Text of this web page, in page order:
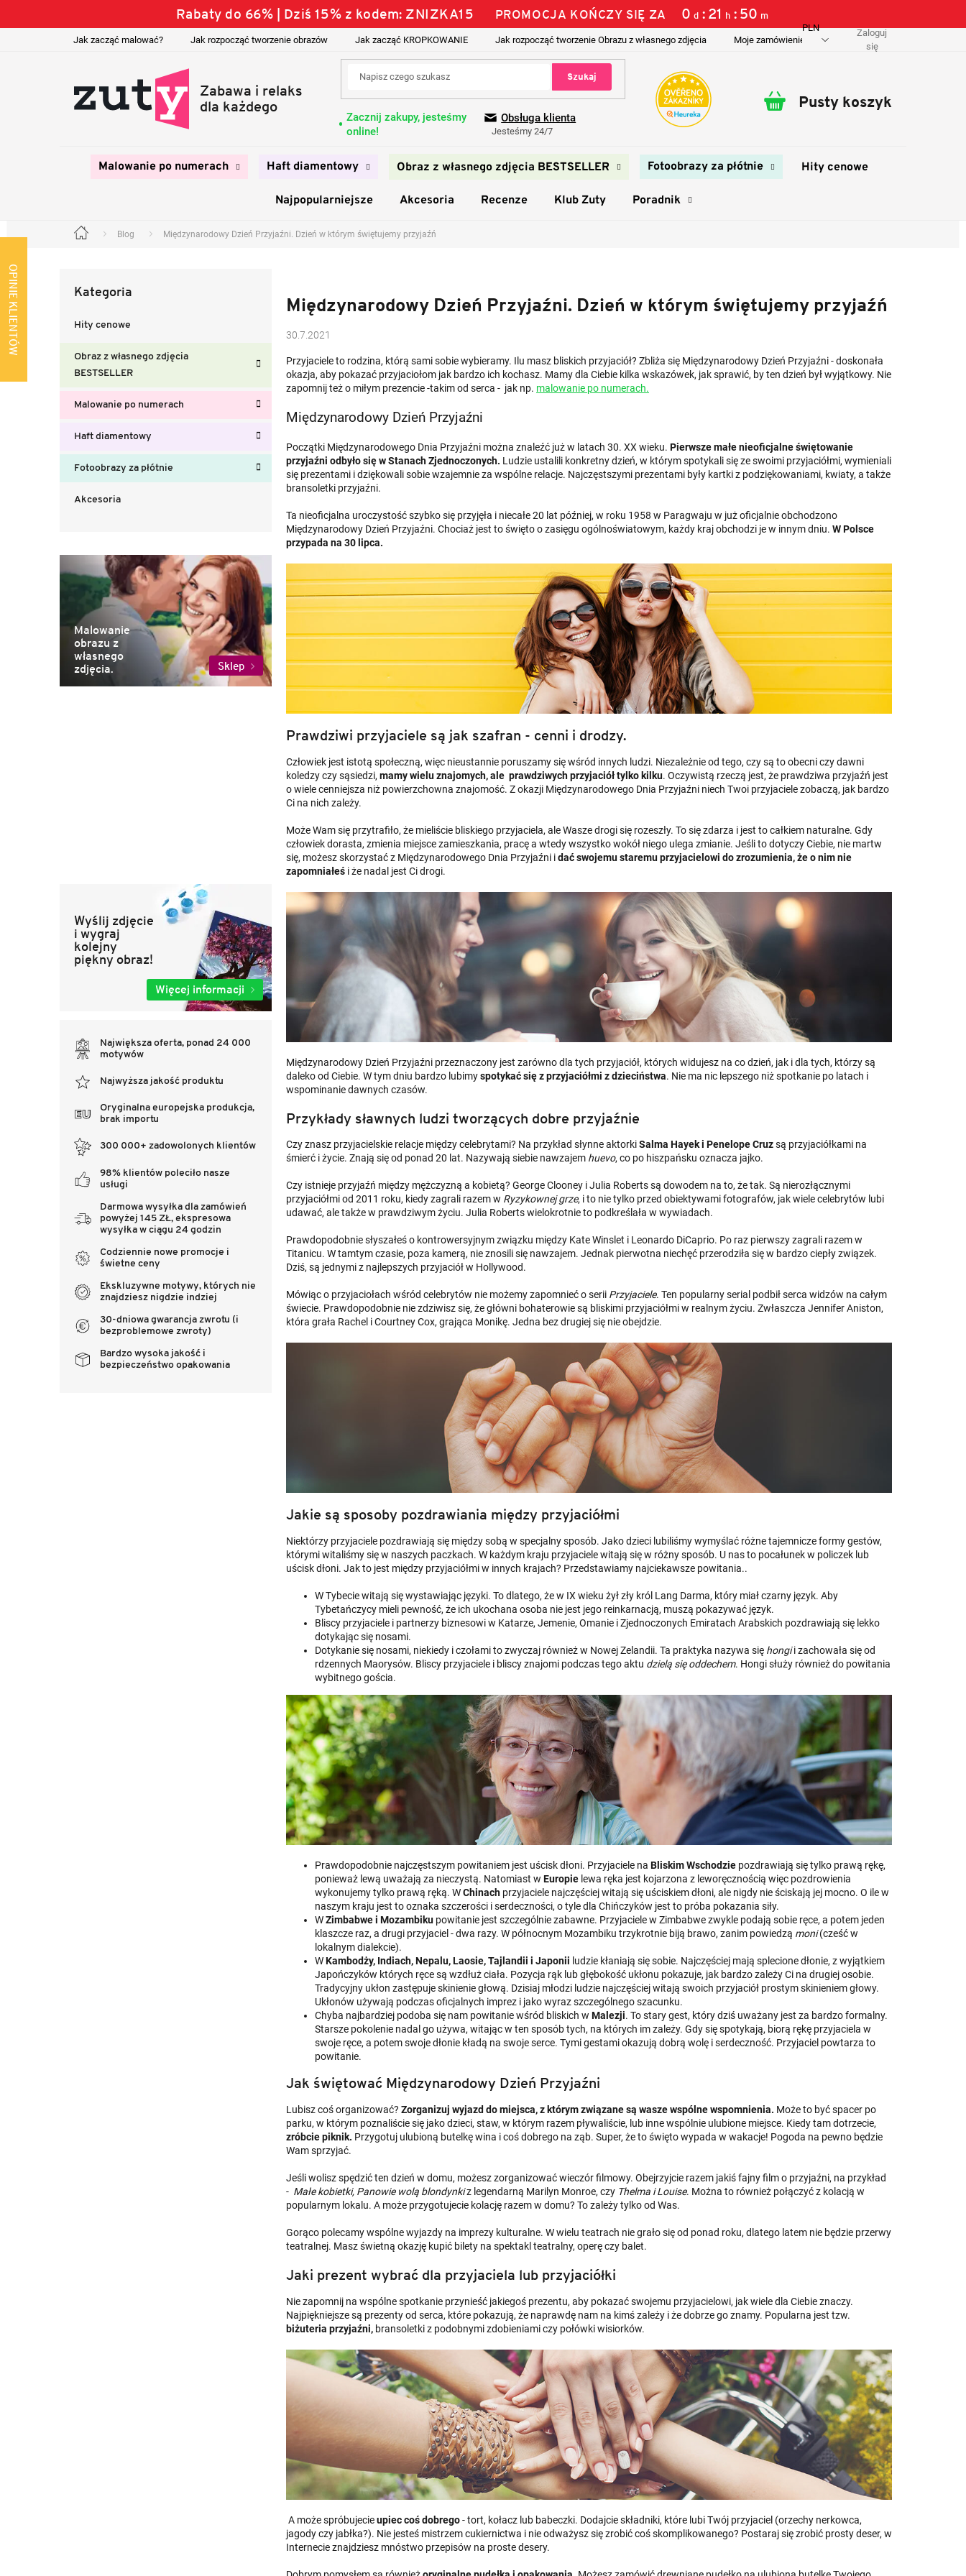
OPINIE KLIENTÓW
Rabaty do 66% | Dziś 15% z kodem: ZNIZKA15 PROMOCJA KOŃCZY SIĘ ZA 0 d 21 h 50 m
Jak zacząć malować? Jak rozpocząć tworzenie obrazów Jak zacząć KROPKOWANIE Jak rozpocząć tworzenie Obrazu z własnego zdjęcia Moje zamówienie Dostawa i płatność
PLN
Zaloguj
się
Szukaj
Zacznij zakupy, jesteśmy
online!
Obsługa klienta
Jesteśmy 24/7
Koszyk
Pusty koszyk
Malowanie po numerach Haft diamentowy Obraz z własnego zdjęcia BESTSELLER Fotoobrazy za płótnie Hity cenowe
Najpopularniejsze Akcesoria Recenze Klub Zuty Poradnik
Home Blog Międzynarodowy Dzień Przyjaźni. Dzień w którym świętujemy przyjaźń
kategorie
Kategoria
Hity cenowe
Obraz z własnego zdjęcia
BESTSELLER
Malowanie po numerach
Haft diamentowy
Fotoobrazy za płótnie
Akcesoria
Malowanie
obrazu z
własnego
zdjęcia.
Sklep
Wyślij zdjęcie
i wygraj
kolejny
piękny obraz!
Więcej informacji
Największa oferta, ponad 24 000
motywów
Najwyższa jakość produktu
Oryginalna europejska produkcja,
brak importu
300 000+ zadowolonych klientów
98% klientów poleciło nasze
usługi
Darmowa wysyłka dla zamówień
powyżej 145 ZŁ, ekspresowa
wysyłka w ciągu 24 godzin
Codziennie nowe promocje i
świetne ceny
Ekskluzywne motywy, których nie
znajdziesz nigdzie indziej
30-dniowa gwarancja zwrotu (i
bezproblemowe zwroty)
Bardzo wysoka jakość i
bezpieczeństwo opakowania
Międzynarodowy Dzień Przyjaźni. Dzień w którym świętujemy przyjaźń
30.7.2021
Przyjaciele to rodzina, którą sami sobie wybieramy. Ilu masz bliskich przyjaciół? Zbliża się Międzynarodowy Dzień Przyjaźni - doskonała
okazja, aby pokazać przyjaciołom jak bardzo ich kochasz. Mamy dla Ciebie kilka wskazówek, jak sprawić, by ten dzień był wyjątkowy. Nie
zapomnij też o miłym prezencie -takim od serca - jak np. malowanie po numerach.
Międzynarodowy Dzień Przyjaźni
Początki Międzynarodowego Dnia Przyjaźni można znaleźć już w latach 30. XX wieku. Pierwsze małe nieoficjalne świętowanie
przyjaźni odbyło się w Stanach Zjednoczonych. Ludzie ustalili konkretny dzień, w którym spotykali się ze swoimi przyjaciółmi, wymieniali
się prezentami i dziękowali sobie wzajemnie za wspólne relacje. Najczęstszymi prezentami były kartki z podziękowaniami, kwiaty, a także
bransoletki przyjaźni.
Ta nieoficjalna uroczystość szybko się przyjęła i niecałe 20 lat później, w roku 1958 w Paragwaju w już oficjalnie obchodzono
Międzynarodowy Dzień Przyjaźni. Chociaż jest to święto o zasięgu ogólnoświatowym, każdy kraj obchodzi je w innym dniu. W Polsce
przypada na 30 lipca.
Prawdziwi przyjaciele są jak szafran - cenni i drodzy.
Człowiek jest istotą społeczną, więc nieustannie poruszamy się wśród innych ludzi. Niezależnie od tego, czy są to obecni czy dawni
koledzy czy sąsiedzi, mamy wielu znajomych, ale prawdziwych przyjaciół tylko kilku. Oczywistą rzeczą jest, że prawdziwa przyjaźń jest
o wiele cenniejsza niż powierzchowna znajomość. Z okazji Międzynarodowego Dnia Przyjaźni niech Twoi przyjaciele zobaczą, jak bardzo
Ci na nich zależy.
Może Wam się przytrafiło, że mieliście bliskiego przyjaciela, ale Wasze drogi się rozeszły. To się zdarza i jest to całkiem naturalne. Gdy
człowiek dorasta, zmienia miejsce zamieszkania, pracę a wtedy wszystko wokół niego ulega zmianie. Jeśli to dotyczy Ciebie, nie martw
się, możesz skorzystać z Międzynarodowego Dnia Przyjaźni idać swojemu staremu przyjacielowi dozrozumienia, że o nim nie
zapomniałeś i że nadal jest Ci drogi.
Międzynarodowy Dzień Przyjaźni przeznaczony jest zarówno dla tych przyjaciół, których widujesz na co dzień, jak i dla tych, którzy są
daleko od Ciebie. W tym dniu bardzo lubimyspotykać się z przyjaciółmi z dzieciństwa. Nie ma nic lepszego niż spotkanie po latach i
wspominanie dawnych czasów.
Przykłady sławnych ludzi tworzących dobre przyjaźnie
Czy znasz przyjacielskie relacje między celebrytami? Na przykład słynne aktorkiSalma Hayek i Penelope Cruzsą przyjaciółkami na
śmierć i życie. Znają się od ponad 20 lat. Nazywają siebie nawzajem huevo, co po hiszpańsku oznacza jajko.
Czy istnieje przyjaźń między mężczyzną a kobietą? George Clooney i Julia Roberts są dowodem na to, że tak. Są nierozłącznymi
przyjaciółmi od 2011 roku, kiedy zagrali razem w Ryzykownej grze, i to nie tylko przed obiektywami fotografów, jak wiele celebrytów lubi
udawać, ale także w prawdziwym życiu. Julia Roberts wielokrotnie to podkreślała w wywiadach.
Prawdopodobnie słyszałeś o kontrowersyjnym związku między Kate Winslet i Leonardo DiCaprio. Po raz pierwszy zagrali razem w
Titanicu. W tamtym czasie, poza kamerą, nie znosili się nawzajem. Jednak pierwotna niechęć przerodziła się w bardzo ciepły związek.
Dziś, są jednymi z najlepszych przyjaciół w Hollywood.
Mówiąc o przyjaciołach wśród celebrytów nie możemy zapomnieć o serii Przyjaciele. Ten popularny serial podbił serca widzów na całym
świecie. Prawdopodobnie nie zdziwisz się, że główni bohaterowie są bliskimi przyjaciółmi w realnym życiu. Zwłaszcza Jennifer Aniston,
która grała Rachel i Courtney Cox, grająca Monikę. Jedna bez drugiej się nie obejdzie.
Jakie są sposoby pozdrawiania między przyjaciółmi
Niektórzy przyjaciele pozdrawiają się między sobą w specjalny sposób. Jako dzieci lubiliśmy wymyślać różne tajemnicze formy gestów,
którymi witaliśmy się w naszych paczkach. W każdym kraju przyjaciele witają się w różny sposób. U nas to pocałunek w policzek lub
uścisk dłoni. Jak to jest między przyjaciółmi w innych krajach? Przedstawiamy najciekawsze powitania..
W Tybecie witają się wystawiając języki. To dlatego, że w IX wieku żył zły król Lang Darma, który miał czarny język. Aby
Tybetańczycy mieli pewność, że ich ukochana osoba nie jest jego reinkarnacją, muszą pokazywać język.
Bliscy przyjaciele i partnerzy biznesowi w Katarze, Jemenie, Omanie i Zjednoczonych Emiratach Arabskich pozdrawiają się lekko
dotykając się nosami.
Dotykanie się nosami, niekiedy i czołami to zwyczaj również w Nowej Zelandii. Ta praktyka nazywa się hongii zachowała się od
rdzennych Maorysów. Bliscy przyjaciele i bliscy znajomi podczas tego aktu dzielą się oddechem. Hongi służy również do powitania
wybitnego gościa.
Prawdopodobnie najczęstszym powitaniem jest uścisk dłoni. Przyjaciele na Bliskim Wschodzie pozdrawiają się tylko prawą rękę,
ponieważ lewą uważają za nieczystą. Natomiast w Europie lewa ręka jest kojarzona z leworęcznością więc pozdrowienia
wykonujemy tylko prawą ręką. WChinach przyjaciele najczęściej witają się uściskiem dłoni, ale nigdy nie ściskają jej mocno. O ile w
naszym kraju jest to oznaka szczerości i serdeczności, o tyle dla Chińczyków jest to próba pokazania siły.
WZimbabwe i Mozambiku powitanie jest szczególnie zabawne. Przyjaciele w Zimbabwe zwykle podają sobie ręce, a potem jeden
klaszcze raz, a drugi przyjaciel - dwa razy. W północnym Mozambiku trzykrotnie biją brawo, zanim powiedzą moni(cześć w
lokalnym dialekcie).
WKambodży, Indiach, Nepalu, Laosie, Tajlandii i Japonii ludzie kłaniają się sobie. Najczęściej mają splecione dłonie, z wyjątkiem
Japończyków których ręce są wzdłuż ciała. Pozycja rąk lub głębokość ukłonu pokazuje, jak bardzo zależy Ci na drugiej osobie.
Tradycyjny ukłon zastępuje skinienie głową. Dzisiaj młodzi ludzie najczęściej witają swoich przyjaciół prostym skinieniem głowy.
Ukłonów używają podczas oficjalnych imprez i jako wyraz szczególnego szacunku.
Chyba najbardziej podoba się nam powitanie wśród bliskich w Malezji. To stary gest, który dziś uważany jest za bardzo formalny.
Starsze pokolenie nadal go używa, witając w ten sposób tych, na których im zależy. Gdy się spotykają, biorą rękę przyjaciela w
swoje ręce, a potem swoje dłonie kładą na swoje serce. Tymi gestami okazują dobrą wolę i serdeczność. Przyjaciel powtarza to
powitanie.
Jak świętować Międzynarodowy Dzień Przyjaźni
Lubisz coś organizować? Zorganizuj wyjazd do miejsca, z którym związane są wasze wspólne wspomnienia. Może to być spacer po
parku, w którym poznaliście się jako dzieci, staw, w którym razem pływaliście, lub inne wspólnie ulubione miejsce. Kiedy tam dotrzecie,
zróbcie piknik. Przygotuj ulubioną butelkę wina i coś dobrego na ząb. Super, że to święto wypada w wakacje! Pogoda na pewno będzie
Wam sprzyjać.
Jeśli wolisz spędzić ten dzień w domu, możesz zorganizować wieczór filmowy. Obejrzyjcie razem jakiś fajny film o przyjaźni, na przykład
- Małe kobietki, Panowie wolą blondynkiz legendarną Marilyn Monroe, czy Thelma i Louise. Można to również połączyć z kolacją w
popularnym lokalu. A może przygotujecie kolację razem w domu? To zależy tylko od Was.
Gorąco polecamy wspólne wyjazdy na imprezy kulturalne. W wielu teatrach nie grało się od ponad roku, dlatego latem nie będzie przerwy
teatralnej. Masz świetną okazję kupić bilety na spektakl teatralny, operę czy balet.
Jaki prezent wybrać dla przyjaciela lub przyjaciółki
Nie zapomnij na wspólne spotkanie przynieść jakiegoś prezentu, aby pokazać swojemu przyjacielowi, jak wiele dla Ciebie znaczy.
Najpiękniejsze są prezenty od serca, które pokazują, że naprawdę nam na kimś zależy i że dobrze go znamy. Popularna jest tzw.
biżuteria przyjaźni, bransoletki z podobnymi zdobieniami czy połówki wisiorków.
A może spróbujecieupiec coś dobrego- tort, kołacz lub babeczki. Dodajcie składniki, które lubi Twój przyjaciel (orzechy nerkowca,
jagody czy jabłka?). Nie jesteś mistrzem cukiernictwa i nie odważysz się zrobić coś skomplikowanego? Postaraj się zrobić prosty deser, w
Internecie znajdziesz mnóstwo przepisów na proste desery.